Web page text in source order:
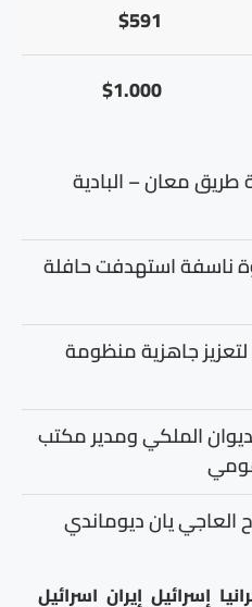
$591
$1.000
طريق معان – البادية
ناسفة استهدفت حافلة
جاهزية منظومة
الملكي ومدير مكتب
العاجي يان ديوماندي
إسرائيل إيران اسرائيل